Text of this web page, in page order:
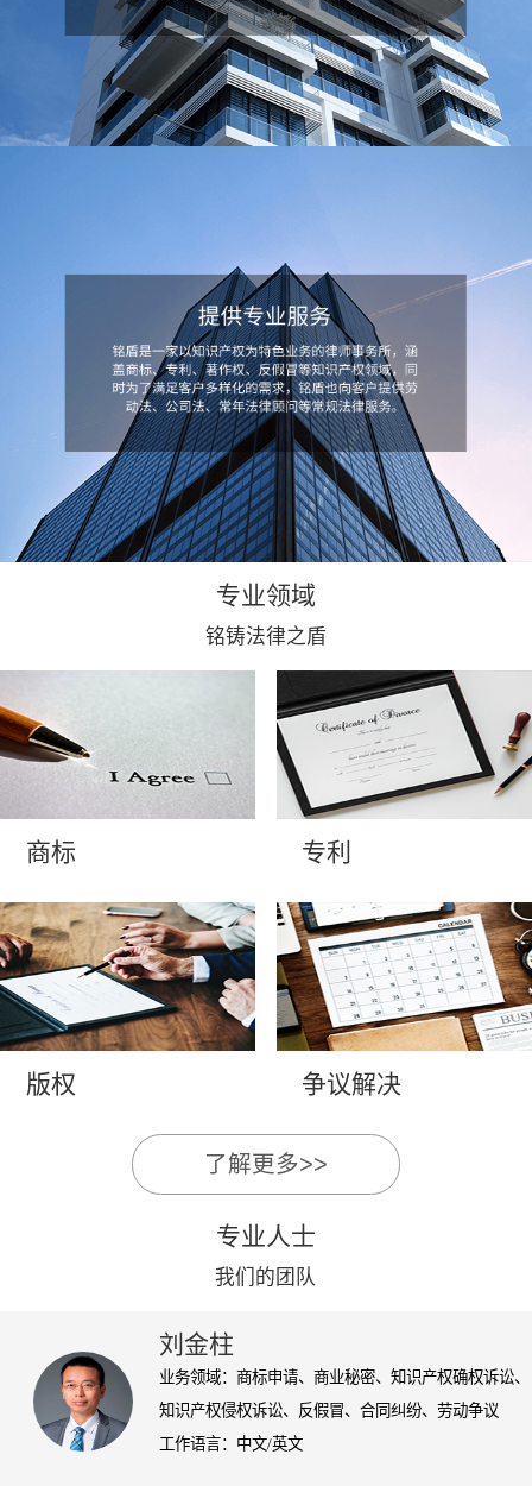
专业领域
铭铸法律之盾
商标 专利
版权 争议解决
了解更多>>
专业人士
我们的团队
刘金柱
业务领域：商标申请、商业秘密、知识产权确权诉讼、
知识产权侵权诉讼、反假冒、合同纠纷、劳动争议
工作语言：中文/英文